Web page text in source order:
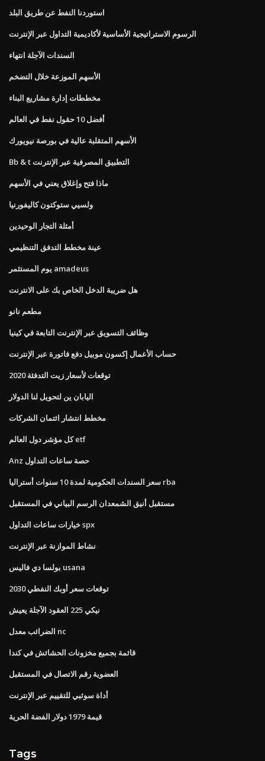
استوردنا النفط عن طريق البلد
الرسوم الاستراتيجية الأساسية لأكاديمية التداول عبر الإنترنت
السندات الآجلة انتهاء
الأسهم الموزعة خلال التضخم
مخططات إدارة مشاريع البناء
أفضل 10 حقول نفط في العالم
الأسهم المتقلبة عالية في بورصة نيويورك
Bb & t التطبيق المصرفية عبر الإنترنت
ماذا فتح وإغلاق يعني في الأسهم
ولسيي ستوكتون كاليفورنيا
أمثلة التجار الوحيدين
عينة مخطط التدفق التنظيمي
يوم المستثمر amadeus
هل ضريبة الدخل الخاص بك على الانترنت
مطعم نانو
وظائف التسويق عبر الإنترنت التابعة في كينيا
حساب الأعمال إكسون موبيل دفع فاتورة عبر الإنترنت
توقعات لأسعار زيت التدفئة 2020
اليابان ين لتحويل لنا الدولار
مخطط انتشار ائتمان الشركات
كل مؤشر دول العالم etf
Anz حصة ساعات التداول
سعر السندات الحكومية لمدة 10 سنوات أستراليا rba
مستقبل أنيق الشمعدان الرسم البياني في المستقبل
خيارات ساعات التداول spx
نشاط الموازنة عبر الإنترنت
بولسا دي فاليس usana
توقعات سعر أوبك النفطي 2030
نيكي 225 العقود الآجلة يعيش
الضرائب معدل nc
قائمة بجميع مخزونات الحشائش في كندا
العضوية رقم الاتصال في المستقبل
أداة سوثبي للتقييم عبر الإنترنت
قيمة 1979 دولار الفضة الحرية
Tags